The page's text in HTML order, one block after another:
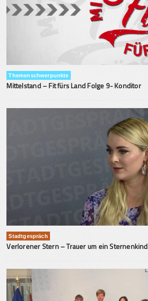
Themenschwerpunkte
Mittelstand – Fit fürs Land Folge 9- Konditor
Stadtgespräch
Verlorener Stern – Trauer um ein Sternenkind